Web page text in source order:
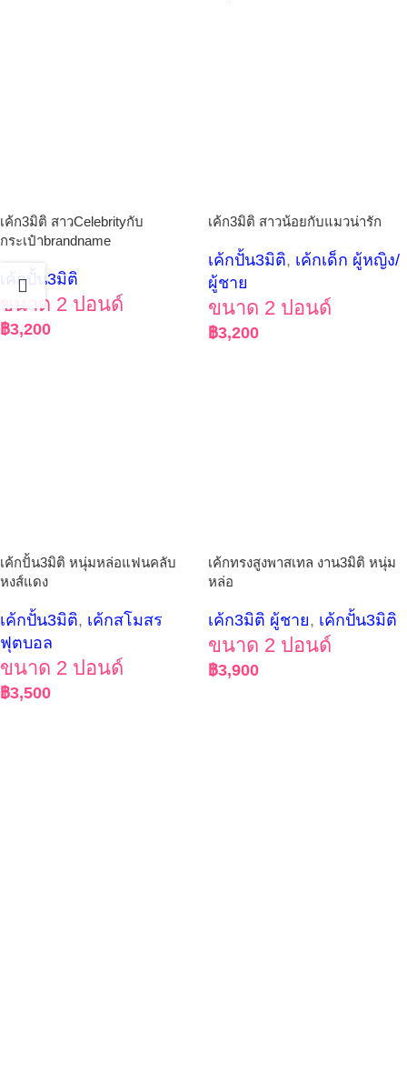
เค้ก3มิติ สาวCelebrityกับ
กระเป๋าbrandname
เค้กปั้น3มิติ
ขนาด 2 ปอนด์
฿3,200
เค้ก3มิติ สาวน้อยกับแมวน่ารัก
เค้กปั้น3มิติ, เค้กเด็ก ผู้หญิง/
ผู้ชาย
ขนาด 2 ปอนด์
฿3,200
เค้กปั้น3มิติ หนุ่มหล่อแฟนคลับ
หงส์แดง
เค้กปั้น3มิติ, เค้กสโมสร
ฟุตบอล
ขนาด 2 ปอนด์
฿3,500
เค้กทรงสูงพาสเทล งาน3มิติ หนุ่ม
หล่อ
เค้ก3มิติ ผู้ชาย, เค้กปั้น3มิติ
ขนาด 2 ปอนด์
฿3,900